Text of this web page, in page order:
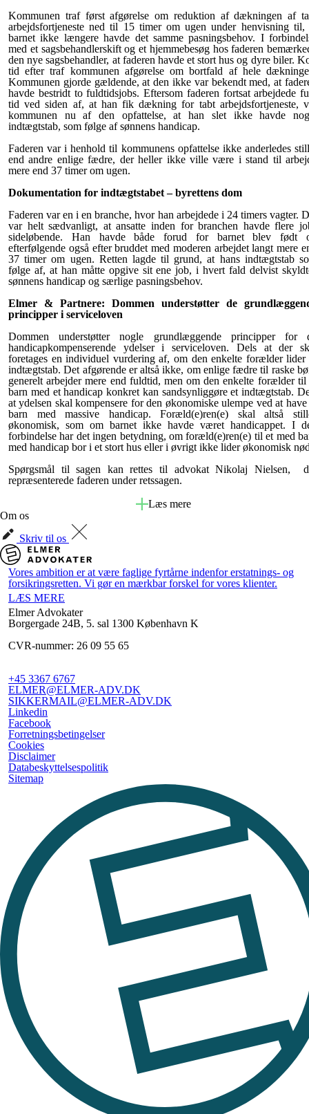
Kommunen traf først afgørelse om reduktion af dækningen af
arbejdsfortjeneste ned til 15 timer om ugen under henvisning til,
barnet ikke længere havde det samme pasningsbehov. I
med et sagsbehandlerskift og et hjemmebesøg hos faderen
den nye sagsbehandler, at faderen havde et stort hus og dyre biler.
tid efter traf kommunen afgørelse om bortfald af hele
Kommunen gjorde gældende, at den ikke var bekendt med, at
havde bestridt to fuldtidsjobs. Eftersom faderen fortsat arbejdede
tid ved siden af, at han fik dækning for tabt arbejdsfortjeneste,
kommunen nu af den opfattelse, at han slet ikke havde
indtægtstab, som følge af sønnens handicap.
Faderen var i henhold til kommunens opfattelse ikke anderledes
end andre enlige fædre, der heller ikke ville være i stand til
mere end 37 timer om ugen.
Dokumentation for indtægtstabet – byrettens dom
Faderen var en i en branche, hvor han arbejdede i 24 timers vagter.
var helt sædvanligt, at ansatte inden for branchen havde flere
sideløbende. Han havde både forud for barnet blev født
efterfølgende også efter bruddet med moderen arbejdet langt mere
37 timer om ugen. Retten lagde til grund, at hans indtægtstab
følge af, at han måtte opgive sit ene job, i hvert fald delvist
sønnens handicap og særlige pasningsbehov.
Elmer & Partnere: Dommen understøtter de
principper i serviceloven
Dommen understøtter nogle grundlæggende principper for
handicapkompenserende ydelser i serviceloven. Dels at der
foretages en individuel vurdering af, om den enkelte forælder lider
indtægtstab. Det afgørende er altså ikke, om enlige fædre til raske
generelt arbejder mere end fuldtid, men om den enkelte forælder til
barn med et handicap konkret kan sandsynliggøre et indtægtstab.
at ydelsen skal kompensere for den økonomiske ulempe ved at have
barn med massive handicap. Foræld(e)ren(e) skal altså
økonomisk, som om barnet ikke havde været handicappet. I
forbindelse har det ingen betydning, om foræld(e)ren(e) til et med
med handicap bor i et stort hus eller i øvrigt ikke lider økonomisk
Spørgsmål til sagen kan rettes til advokat Nikolaj Nielsen,
repræsenterede faderen under retssagen.
Læs mere
Om os
Skriv til os
Vores ambition er at være faglige fyrtårne indenfor erstatnings- og
forsikringsretten. Vi gør en mærkbar forskel for vores klienter.
LÆS MERE
Elmer Advokater
Borgergade 24B, 5. sal 1300 København K
CVR-nummer: 26 09 55 65
+45 3367 6767
ELMER@ELMER-ADV.DK
SIKKERMAIL@ELMER-ADV.DK
Linkedin
Facebook
Forretningsbetingelser
Cookies
Disclaimer
Databeskyttelsespolitik
Sitemap